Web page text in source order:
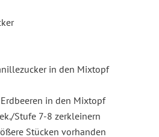
in den Mixtopf
in den Mixtopf
Stufe 7-8 zerkleinern
Stücken vorhanden